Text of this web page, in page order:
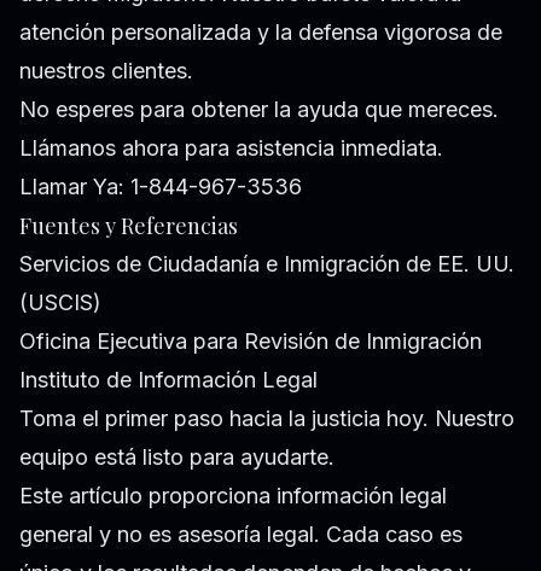
atención personalizada y la defensa vigorosa de
nuestros clientes.
No esperes para obtener la ayuda que mereces.
Llámanos ahora para asistencia inmediata.
Llamar Ya: 1-844-967-3536
Fuentes y Referencias
Servicios de Ciudadanía e Inmigración de EE. UU.
(USCIS)
Oficina Ejecutiva para Revisión de Inmigración
Instituto de Información Legal
Toma el primer paso hacia la justicia hoy. Nuestro
equipo está listo para ayudarte.
Este artículo proporciona información legal
general y no es asesoría legal. Cada caso es